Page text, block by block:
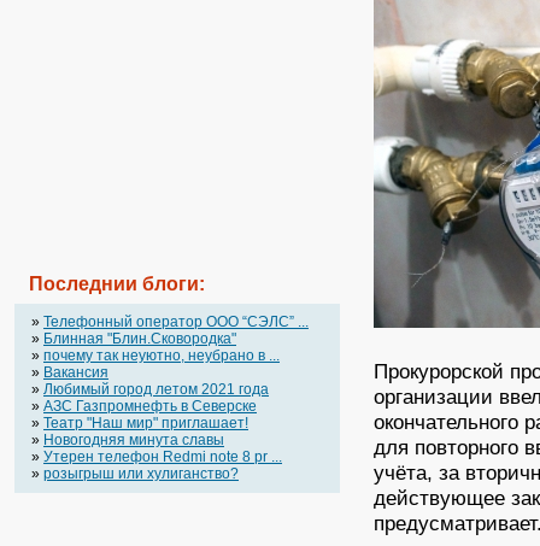
Последнии блоги:
» Телефонный оператор OOO “СЭЛС” ...
» Блинная "Блин.Сковородка"
» почему так неуютно, неубрано в ...
» Вакансия
» Любимый город летом 2021 года
» АЗС Газпромнефть в Северске
» Театр "Наш мир" приглашает!
» Новогодняя минута славы
» Утерен телефон Redmi note 8 pr ...
» розыгрыш или хулиганство?
Прокурорской
организации
окончательного
для повторного
учёта, за
действующее